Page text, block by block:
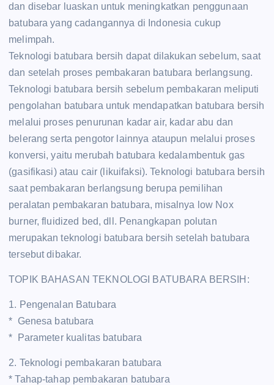
dan disebar luaskan untuk meningkatkan penggunaan
batubara yang cadangannya di Indonesia cukup
melimpah.
Teknologi batubara bersih dapat dilakukan sebelum, saat
dan setelah proses pembakaran batubara berlangsung.
Teknologi batubara bersih sebelum pembakaran meliputi
pengolahan batubara untuk mendapatkan batubara bersih
melalui proses penurunan kadar air, kadar abu dan
belerang serta pengotor lainnya ataupun melalui proses
konversi, yaitu merubah batubara kedalambentuk gas
(gasifikasi) atau cair (likuifaksi). Teknologi batubara bersih
saat pembakaran berlangsung berupa pemilihan
peralatan pembakaran batubara, misalnya low Nox
burner, fluidized bed, dll. Penangkapan polutan
merupakan teknologi batubara bersih setelah batubara
tersebut dibakar.
TOPIK BAHASAN TEKNOLOGI BATUBARA BERSIH:
1. Pengenalan Batubara
* Genesa batubara
* Parameter kualitas batubara
2. Teknologi pembakaran batubara
* Tahap-tahap pembakaran batubara